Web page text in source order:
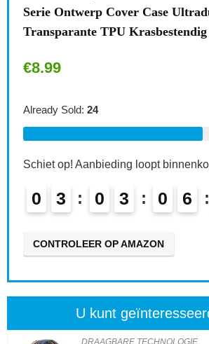
Serie Ontwerp Cover Case
Transparante TPU
€8.99
Already Sold: 24
Schiet op! Aanbieding loopt
0 3 0 3 0 6
CONTROLEER OP AMAZON
U kunt
DRAAGBARE TECHNOLOGIE